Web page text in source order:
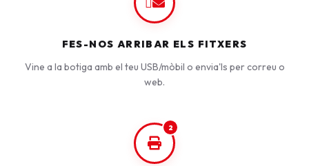
FES-NOS ARRIBAR ELS FITXERS
Vine a la botiga amb el teu USB/mòbil o envia'ls per correu o
web.
2